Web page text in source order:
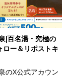
|百名湯・究極の
ロー＆リポストキ
のX公式アカウン